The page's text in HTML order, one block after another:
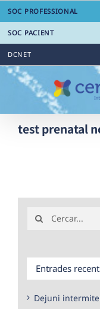
Skip
content
SOC PROFESSIONAL
SOC PACIENT
DCNET
test prenatal
for:
Entrades
Dejuni